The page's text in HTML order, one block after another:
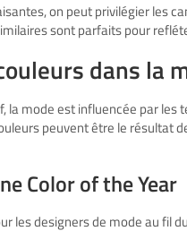
on peut privilégier les
sont parfaits pour
dans la
mode est influencée par les
peuvent être le résultat
Color of the Year
les designers de mode au fil